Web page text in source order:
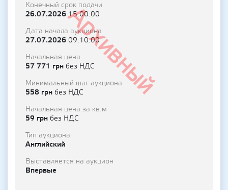
Архивный
Конечный срок подачи
26.07.202615:00:00
Дата начала аукциона
27.07.2026 09:10:00
Начальная цена
57 771 грн без НДС
Минимальный шаг аукциона
558 грн без НДС
Начальная цена за кв.м
59 грн без НДС
Тип аукциона
Английский
Выставляется на аукцион
Впервые